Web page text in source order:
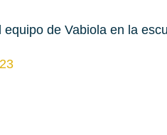
equipo de Vabiola en la